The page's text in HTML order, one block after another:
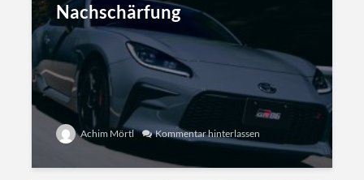
Nachschärfung
Achim Mörtl Kommentar hinterlassen